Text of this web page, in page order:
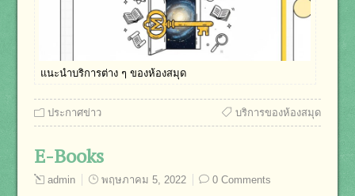
แนะนำบริการต่าง ๆ ของห้องสมุด
ประกาศข่าว บริการของห้องสมุด
E-Books
admin พฤษภาคม 5, 2022 0 Comments